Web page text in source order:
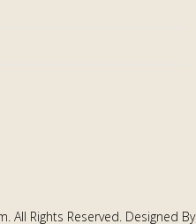
All Rights Reserved. Designed By